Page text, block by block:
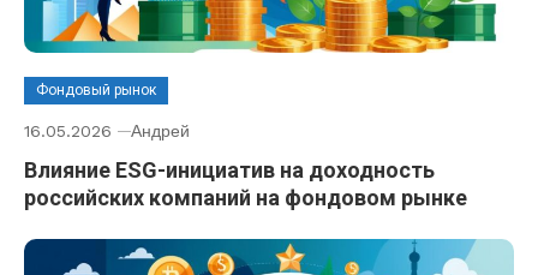
Фондовый рынок
16.05.2026 Андрей
Влияние ESG-инициатив на доходность
российских компаний на фондовом рынке